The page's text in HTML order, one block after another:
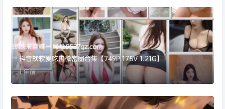
抖音软软爱吃肉微密圈合集【749P 175V 1.21G】
1 年前